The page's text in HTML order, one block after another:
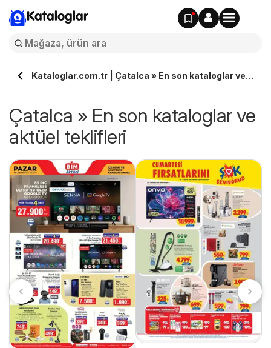
Kataloglar
Kataloglar.com.tr | Çatalca » En son kataloglar ve
Çatalca » En son kataloglar ve
aktüel teklifleri